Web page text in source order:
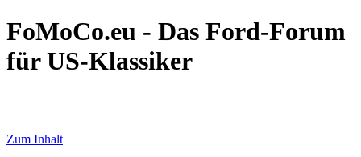
FoMoCo.eu - Das Ford-Forum
für US-Klassiker
Zum Inhalt